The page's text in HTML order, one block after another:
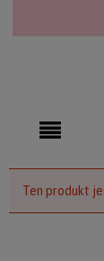
Ten produkt